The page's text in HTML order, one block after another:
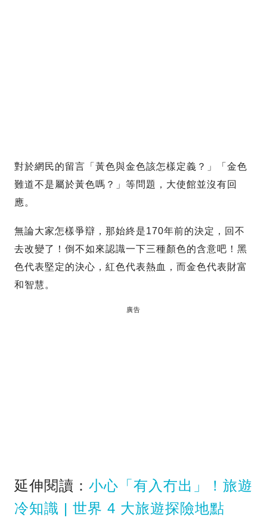
對於網民的留言「黃色與金色該怎樣定義？」「金色
難道不是屬於黃色嗎？」等問題，大使館並沒有回
應。
無論大家怎樣爭辯，那始終是170年前的決定，回不
去改變了！倒不如來認識一下三種顏色的含意吧！黑
色代表堅定的決心，紅色代表熱血，而金色代表財富
和智慧。
廣告
延伸閱讀： 小心「有入冇出」！旅遊
冷知識 | 世界 4 大旅遊探險地點